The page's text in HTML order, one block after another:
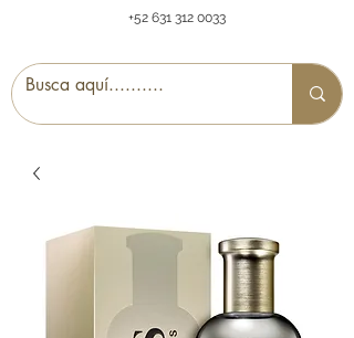
+52 631 312 0033